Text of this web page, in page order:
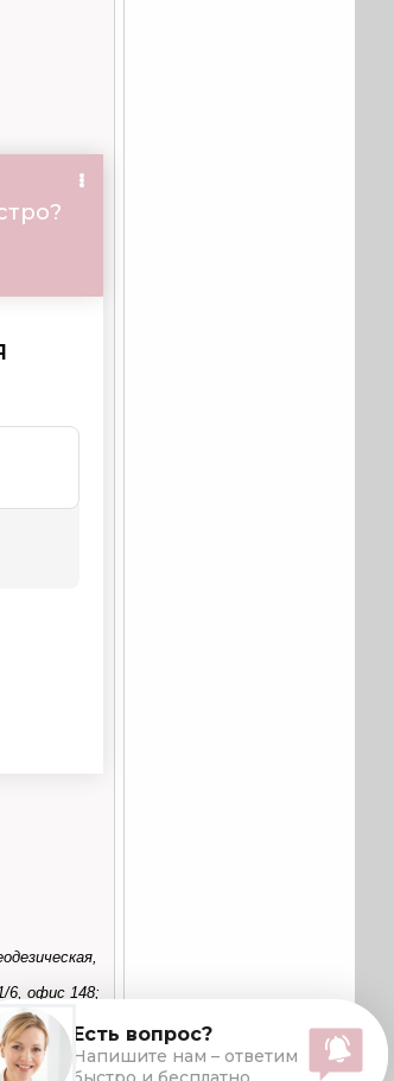
6, офис 148;
«О персональных данных».